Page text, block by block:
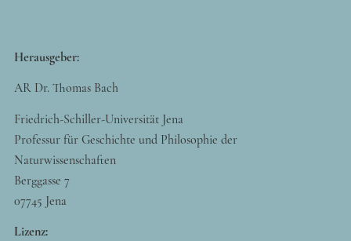
Herausgeber:
AR Dr. Thomas Bach
Friedrich-Schiller-Universität Jena
Professur für Geschichte und Philosophie der
Naturwissenschaften
Berggasse 7
07745 Jena
Lizenz: